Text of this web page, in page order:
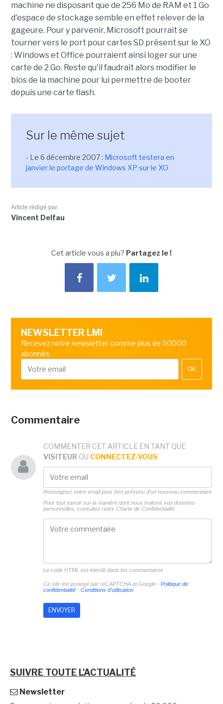
machine ne disposant que de 256 Mo de RAM et 1 Go
d'espace de stockage semble en effet relever de la
gageure. Pour y parvenir, Microsoft pourrait se
tourner vers le port pour cartes SD présent sur le XO
: Windows et Office pourraient ainsi loger sur une
carte de 2 Go. Reste qu'il faudrait alors modifier le
bios de la machine pour lui permettre de booter
depuis une carte flash.
Sur le même sujet
- Le 6 décembre 2007 : Microsoft testera en
janvier le portage de Windows XP sur le XO
Article rédigé par
Vincent Delfau
Cet article vous a plu? Partagez le !
NEWSLETTER LMI
Recevez notre newsletter comme plus de 50000
abonnés
OK
Commentaire
COMMENTER CET ARTICLE EN TANT QUE
VISITEUR OU CONNECTEZ-VOUS
Renseignez votre email pour être prévenu d'un nouveau commentaire
Pour tout savoir sur la manière dont nous traitons vos données
personnelles, consultez notre Charte de Confidentialité.
Le code HTML est interdit dans les commentaires
Ce site est protégé par reCAPTCHA et Google - Politique de
confidentialité- Conditions d'utilisation
SUIVRE TOUTE L'ACTUALITÉ
Newsletter